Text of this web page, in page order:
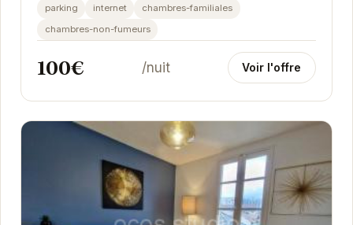
parking internet
chambres-familiales
chambres-non-fumeurs
100€ /nuit Voir l'offre